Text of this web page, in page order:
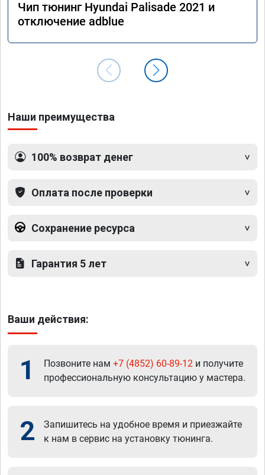
Чип тюнинг Hyundai Palisade 2021 и
отключение adblue
Наши преимущества
100% возврат денег
Оплата после проверки
Сохранение ресурса
Гарантия 5 лет
Ваши действия:
1 Позвоните нам +7 (4852) 60-89-12 и получите
профессиональную консультацию у мастера.
2
Запишитесь на удобное время и приезжайте
к нам в сервис на установку тюнинга.